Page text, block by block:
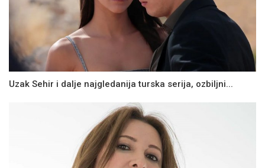
Uzak Sehir i dalje najgledanija turska serija, ozbiljni...